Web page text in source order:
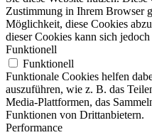
Zustimmung in Ihrem Browser
Möglichkeit, diese Cookies
dieser Cookies kann sich
Funktionell
Funktionell
Funktionale Cookies helfen
auszuführen, wie z. B. das
Media-Plattformen, das
Funktionen von Drittanbietern.
Performance